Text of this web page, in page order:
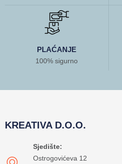
PLAĆANJE
100% sigurno
KREATIVA D.O.O.
Sjedište:
Ostrogovićeva 12